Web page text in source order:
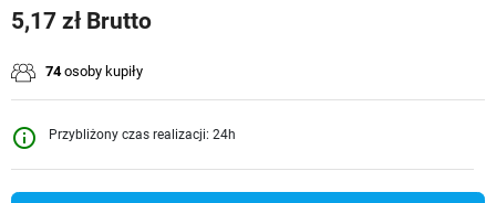
5,17 zł Brutto
74osoby kupiły
info_outline Przybliżony czas realizacji: 24h